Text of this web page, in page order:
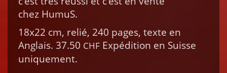
chez HumuS.
18x22 cm, relié, 240 pages, texte en
Anglais. 37.50 CHF Expédi­tion en Suisse
uniquement.